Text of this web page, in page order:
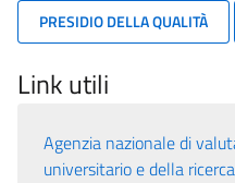
PRESIDIO DELLA QUALITÀ
Link utili
Agenzia nazionale di
universitario e della